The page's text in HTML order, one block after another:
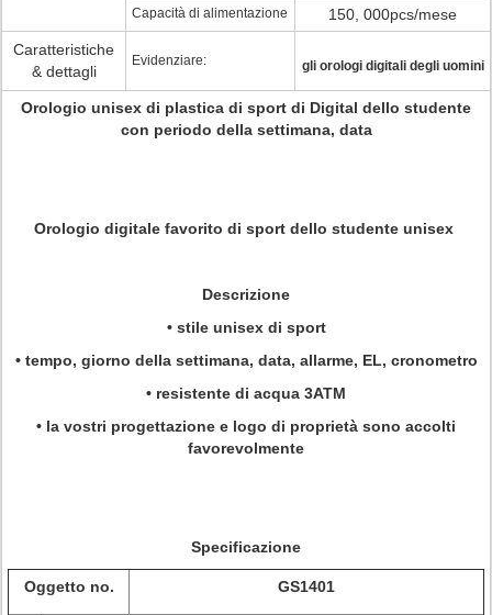
Capacità di alimentazione
150, 000pcs/mese
Caratteristiche
& dettagli
Evidenziare: gli orologi digitali degli uomini
Orologio unisex di plastica di sport di Digital dello studente
con periodo della settimana, data
Orologio digitale favorito di sport dello studente unisex
Descrizione
• stile unisex di sport
• tempo, giorno della settimana, data, allarme, EL, cronometro
• resistente di acqua 3ATM
• la vostri progettazione e logo di proprietà sono accolti
favorevolmente
Specificazione
Oggetto no. GS1401